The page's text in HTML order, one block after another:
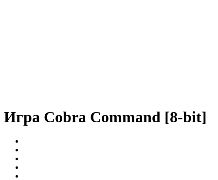
Игра Cobra Command [8-bit]